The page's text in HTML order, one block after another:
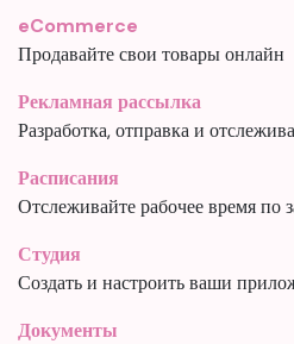
eCommerce
Продавайте свои товары онлайн
Рекламная рассылка
Разработка, отправка и
Расписания
Отслеживайте рабочее время по
Студия
Создать и настроить ваши
Документы